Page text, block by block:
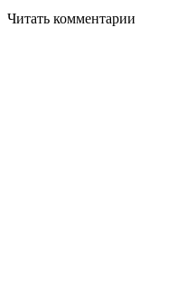
Читать комментарии